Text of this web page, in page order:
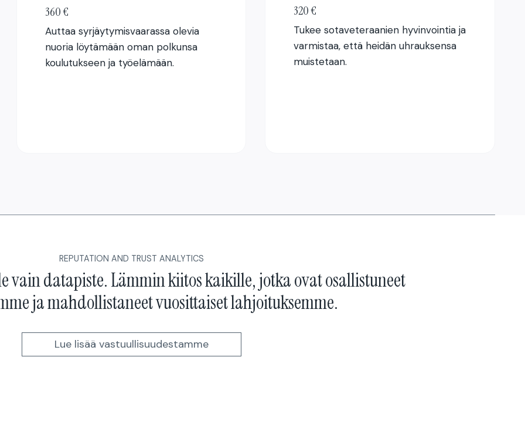
360 €
Auttaa syrjäytymisvaarassa olevia
nuoria löytämään oman polkunsa
koulutukseen ja työelämään.
320 €
Tukee sotaveteraanien hyvinvointia ja
varmistaa, että heidän uhrauksensa
muistetaan.
REPUTATION AND TRUST ANALYTICS
vain datapiste. Lämmin kiitos kaikille, jotka ovat osallistuneet
ja mahdollistaneet vuosittaiset lahjoituksemme.
Lue lisää vastuullisuudestamme